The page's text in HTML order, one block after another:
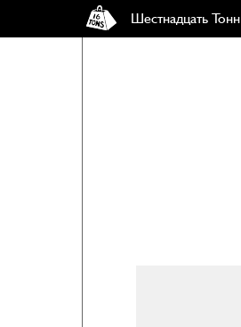
Шестнадцать Тонн